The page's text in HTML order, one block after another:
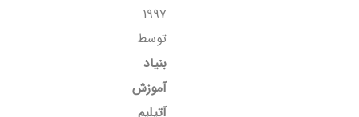
1997
توسط
بنیاد
آموزش
آتیلیم